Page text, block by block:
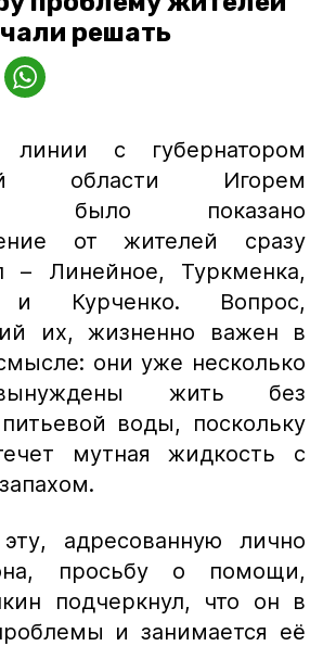
решать
с губернатором
области Игорем
было показано
от жителей сразу
– Линейное, Туркменка,
и Курченко. Вопрос,
их, жизненно важен в
они уже несколько
жить без
воды, поскольку
мутная жидкость с
адресованную лично
просьбу о помощи,
подчеркнул, что он в
и занимается её